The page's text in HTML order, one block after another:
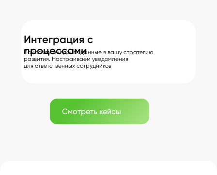
Смотреть кейсы
Помогаем внедрить данные в вашу стратегию
развития. Настраиваем уведомления
для ответственных сотрудников
Интеграция с
процессами